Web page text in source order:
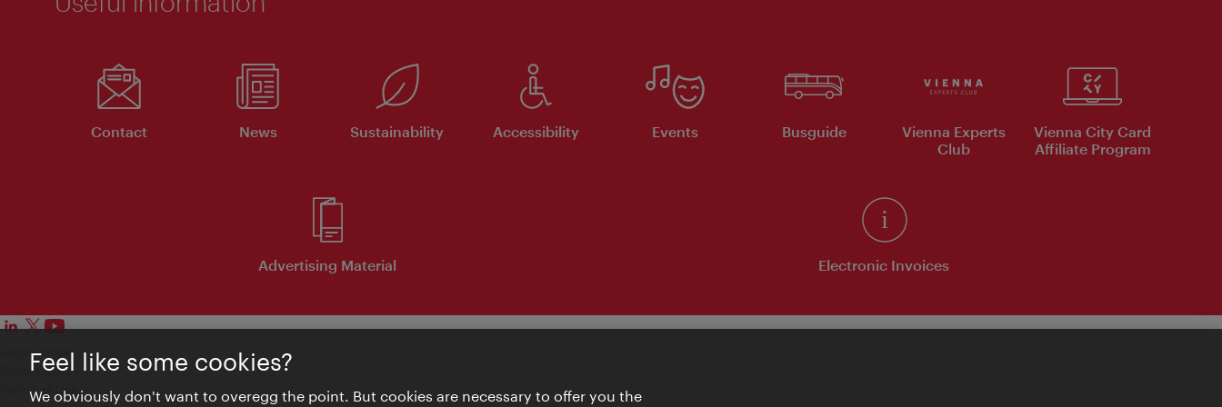
Contact News Sustainability Accessibility Events Busguide
Vienna Experts
Club
Vienna City Card
Affiliate Program
Advertising Material Electronic Invoices
Legal notice
Privacy policy
Terms of Use
Feel like some cookies?
We obviously don't want to overegg the point. But cookies are necessary to offer you the